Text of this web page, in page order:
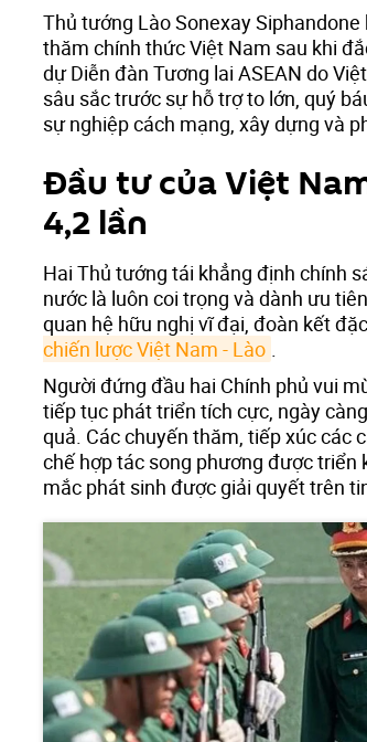
Thủ tướng Lào Sonexay
thăm chính thức Việt Nam sau khi
dự Diễn đàn Tương lai ASEAN do
sâu sắc trước sự hỗ trợ to lớn, quý
sự nghiệp cách mạng, xây dựng và
Đầu tư của Việt
4,2 lần
Hai Thủ tướng tái khẳng định chính
nước là luôn coi trọng và dành ưu
quan hệ hữu nghị vĩ đại, đoàn kết
chiến lược Việt Nam - Lào
Người đứng đầu hai Chính phủ vui
tiếp tục phát triển tích cực, ngày
quả. Các chuyến thăm, tiếp xúc các
chế hợp tác song phương được triển
mắc phát sinh được giải quyết trên